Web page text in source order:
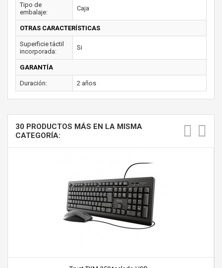
Tipo de
embalaje:
Caja
OTRAS CARACTERÍSTICAS
Superficie táctil
incorporada:
Si
GARANTÍA
Duración: 2 años
30 PRODUCTOS MÁS EN LA MISMA
CATEGORÍA: